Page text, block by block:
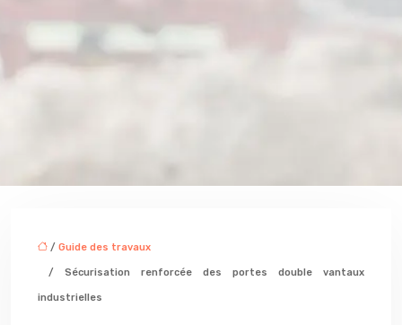
/ Guide des travaux
/ Sécurisation renforcée des portes double vantaux
industrielles